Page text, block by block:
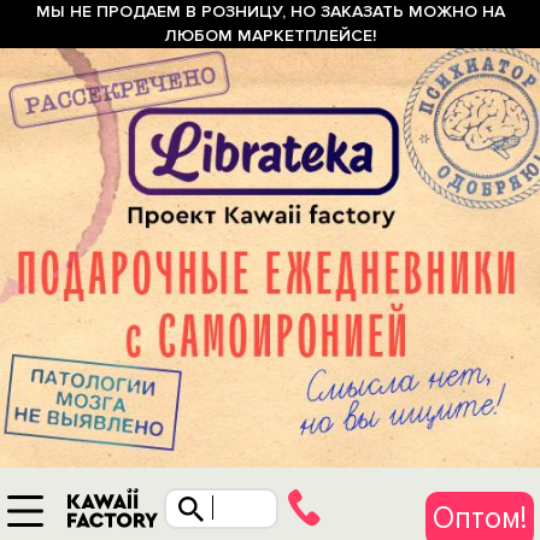
МЫ НЕ ПРОДАЕМ В РОЗНИЦУ, НО ЗАКАЗАТЬ МОЖНО НА
ЛЮБОМ МАРКЕТПЛЕЙСЕ!
Оптом!